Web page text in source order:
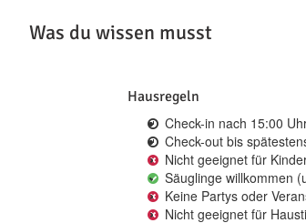
Was du wissen musst
Hausregeln
Check-in nach 15:00
Check-out bis
Nicht geeignet für
Säuglinge willkommen
Keine Partys oder
Nicht geeignet für